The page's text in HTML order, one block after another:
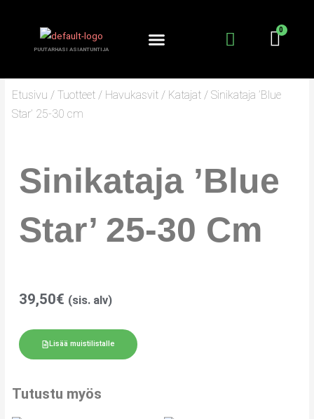
PUUTARHASI ASIANTUNTIJA
Etusivu /Tuotteet / Havukasvit / Katajat / Sinikataja ’Blue
Star’ 25-30 cm
Sinikataja ’Blue
Star’ 25-30 Cm
39,50€ (sis. alv)
Lisää muistilistalle
Tutustu myös